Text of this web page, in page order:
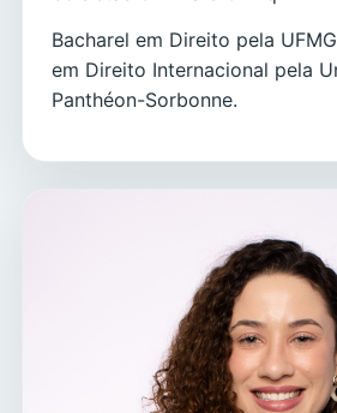
Bacharel em Direito pela
em Direito Internacional pela
Panthéon-Sorbonne.